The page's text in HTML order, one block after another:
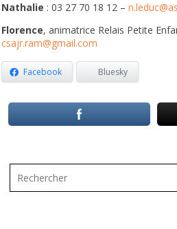
Nathalie : 03 27 70 18 12 –
Florence, animatrice Relais Petite
csajr.ram@gmail.com
Facebook Bluesky